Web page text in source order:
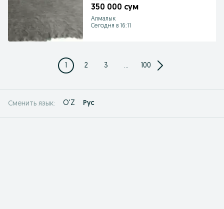
350 000 сум
Алмалык
Сегодня в 16:11
1 2 3 ... 100
Сменить язык: O'Z Рус